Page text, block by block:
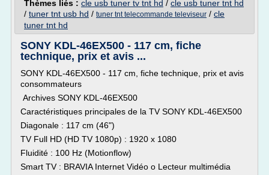
Thèmes liés : cle usb tuner tv tnt hd / cle usb tuner tnt hd
/ tuner tnt usb hd / tuner tnt telecommande televiseur / cle
tuner tnt hd
SONY KDL-46EX500 - 117 cm, fiche
technique, prix et avis ...
SONY KDL-46EX500 - 117 cm, fiche technique, prix et avis
consommateurs
Archives SONY KDL-46EX500
Caractéristiques principales de la TV SONY KDL-46EX500
Diagonale : 117 cm (46")
TV Full HD (HD TV 1080p) : 1920 x 1080
Fluidité : 100 Hz (Motionflow)
Smart TV : BRAVIA Internet Vidéo o Lecteur multimédia